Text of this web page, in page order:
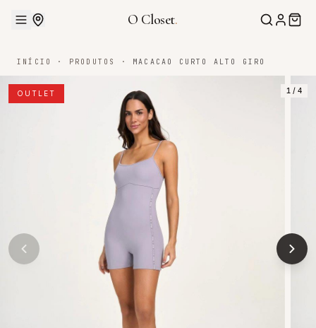
O Closet.
INÍCIO · PRODUTOS · MACACAO CURTO ALTO GIRO
OUTLET 1 / 4